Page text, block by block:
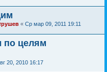
« Ср мар 09, 2011 19:11
по целям
20, 2010 16:17